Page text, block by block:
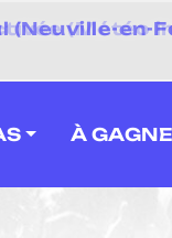
(Neuville-en-
À